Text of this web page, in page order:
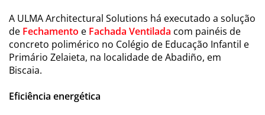
A ULMA Architectural Solutions há executado a solução
de Fechamento e Fachada Ventilada com painéis de
concreto polimérico no Colégio de Educação Infantil e
Primário Zelaieta, na localidade de Abadiño, em
Biscaia.
Eficiência energética